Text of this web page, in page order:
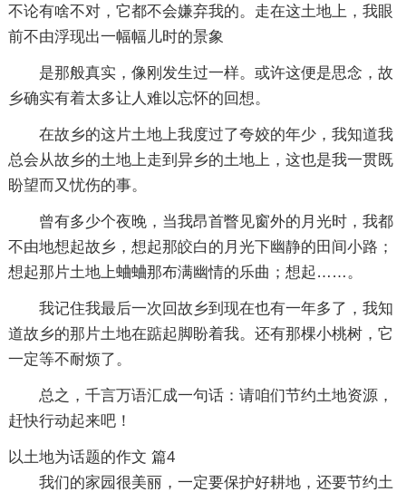
不论有啥不对，它都不会嫌弃我的。走在这土地上，我眼
前不由浮现出一幅幅儿时的景象
是那般真实，像刚发生过一样。或许这便是思念，故
乡确实有着太多让人难以忘怀的回想。
在故乡的这片土地上我度过了夸姣的年少，我知道我
总会从故乡的土地上走到异乡的土地上，这也是我一贯既
盼望而又忧伤的事。
曾有多少个夜晚，当我昂首瞥见窗外的月光时，我都
不由地想起故乡，想起那皎白的月光下幽静的田间小路；
想起那片土地上蛐蛐那布满幽情的乐曲；想起……。
我记住我最后一次回故乡到现在也有一年多了，我知
道故乡的那片土地在踮起脚盼着我。还有那棵小桃树，它
一定等不耐烦了。
总之，千言万语汇成一句话：请咱们节约土地资源，
赶快行动起来吧！
以土地为话题的作文 篇4
我们的家园很美丽，一定要保护好耕地，还要节约土